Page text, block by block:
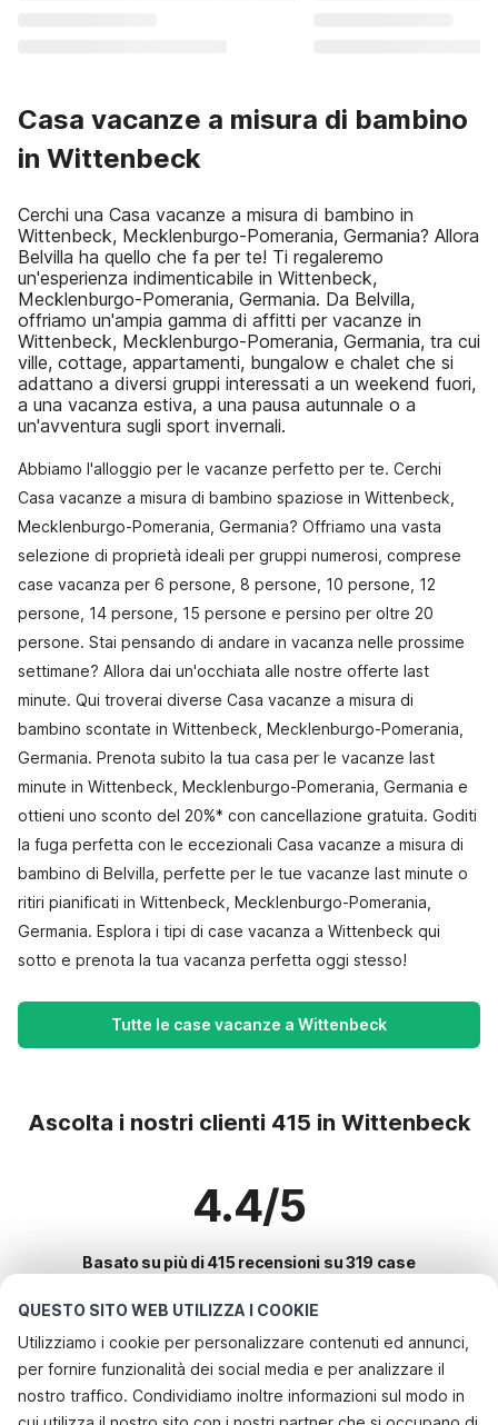
QUESTO SITO WEB UTILIZZA I COOKIE
Utilizziamo i cookie per personalizzare contenuti ed annunci,
per fornire funzionalità dei social media e per analizzare il
nostro traffico. Condividiamo inoltre informazioni sul modo in
Casa vacanze a misura di bambino
in Wittenbeck
Cerchi una Casa vacanze a misura di bambino in
Wittenbeck, Mecklenburgo-Pomerania, Germania? Allora
Belvilla ha quello che fa per te! Ti regaleremo
un'esperienza indimenticabile in Wittenbeck,
Mecklenburgo-Pomerania, Germania. Da Belvilla,
offriamo un'ampia gamma di affitti per vacanze in
Wittenbeck, Mecklenburgo-Pomerania, Germania, tra cui
ville, cottage, appartamenti, bungalow e chalet che si
adattano a diversi gruppi interessati a un weekend fuori,
a una vacanza estiva, a una pausa autunnale o a
un'avventura sugli sport invernali.
Abbiamo l'alloggio per le vacanze perfetto per te. Cerchi
Casa vacanze a misura di bambino spaziose in Wittenbeck,
Mecklenburgo-Pomerania, Germania? Offriamo una vasta
selezione di proprietà ideali per gruppi numerosi, comprese
case vacanza per 6 persone, 8 persone, 10 persone, 12
persone, 14 persone, 15 persone e persino per oltre 20
persone. Stai pensando di andare in vacanza nelle prossime
settimane? Allora dai un'occhiata alle nostre offerte last
minute. Qui troverai diverse Casa vacanze a misura di
bambino scontate in Wittenbeck, Mecklenburgo-Pomerania,
Germania. Prenota subito la tua casa per le vacanze last
minute in Wittenbeck, Mecklenburgo-Pomerania, Germania e
ottieni uno sconto del 20%* con cancellazione gratuita. Goditi
la fuga perfetta con le eccezionali Casa vacanze a misura di
bambino di Belvilla, perfette per le tue vacanze last minute o
ritiri pianificati in Wittenbeck, Mecklenburgo-Pomerania,
Germania. Esplora i tipi di case vacanza a Wittenbeck qui
sotto e prenota la tua vacanza perfetta oggi stesso!
Tutte le case vacanze a Wittenbeck
Ascolta i nostri clienti 415 in Wittenbeck
4.4/5
Basato su più di 415 recensioni su 319 case
Le destinazioni più popolari per le
vacanze